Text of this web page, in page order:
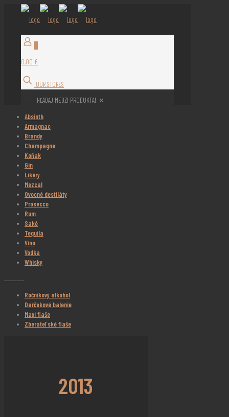
0,00 €
OUR STORES
✕
Absinth
Armagnac
Brandy
Champagne
Koňak
Gin
Likéry
Mezcal
Ovocné destiláty
Prosecco
Rum
Saké
Tequila
Víno
Vodka
Whisky
Ročníkový alkohol
Darčekové balenie
Maxi flaše
Zberateľské flaše
2013